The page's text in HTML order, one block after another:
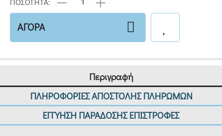
ΑΓΟΡΑ
Περιγραφή
ΠΛΗΡΟΦΟΡΙΕΣ ΑΠΟΣΤΟΛΗΣ ΠΛΗΡΩΜΩΝ
ΕΓΓΥΗΣΗ ΠΑΡΑΔΟΣΗΣ ΕΠΙΣΤΡΟΦΕΣ